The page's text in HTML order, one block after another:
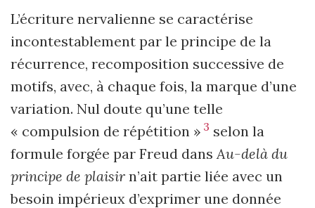
L’écriture nervalienne se caractérise
incontestablement par le principe de la
récurrence, recomposition successive de
motifs, avec, à chaque fois, la marque d’une
variation. Nul doute qu’une telle
« compulsion de répétition » 3 selon la
formule forgée par Freud dans Au-delà du
principe de plaisir n’ait partie liée avec un
besoin impérieux d’exprimer une donnée